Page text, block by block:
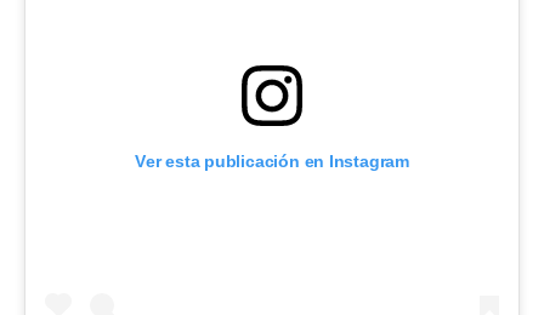
Ver esta publicación en Instagram